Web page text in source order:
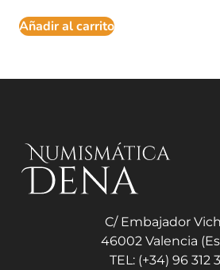
Añadir al carrito
C/ Embajador
46002 Valencia
TEL: (+34) 96 312